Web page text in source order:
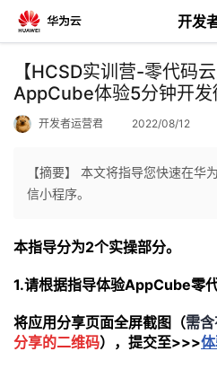
开发
返
回
人
页
我
开
【HCSD实训营-零代码
AppCube体验5分钟开发
开发者运营君 2022/08/12
【摘要】 本文将指导您快速在
信小程序。
本指导分为2个实操部分。
1.请根据指导体验AppCube零代
将应用分享页面全屏截图（需
分享的二维码），提交至>>>